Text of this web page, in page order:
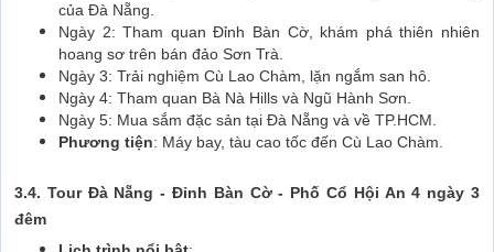
của Đà Nẵng.
Ngày 2: Tham quan Đỉnh Bàn Cờ, khám phá thiên nhiên
hoang sơ trên bán đảo Sơn Trà.
Ngày 3: Trải nghiệm Cù Lao Chàm, lặn ngắm san hô.
Ngày 4: Tham quan Bà Nà Hills và Ngũ Hành Sơn.
Ngày 5: Mua sắm đặc sản tại Đà Nẵng và về TP.HCM.
Phương tiện: Máy bay, tàu cao tốc đến Cù Lao Chàm.
3.4. Tour Đà Nẵng - Đỉnh Bàn Cờ - Phố Cổ Hội An 4 ngày 3
đêm